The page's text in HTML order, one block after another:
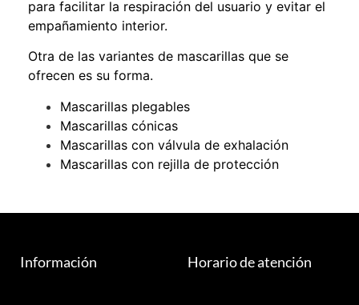
para facilitar la respiración del usuario y evitar el
empañamiento interior.
Otra de las variantes de mascarillas que se
ofrecen es su forma.
Mascarillas plegables
Mascarillas cónicas
Mascarillas con válvula de exhalación
Mascarillas con rejilla de protección
Información Horario de atención